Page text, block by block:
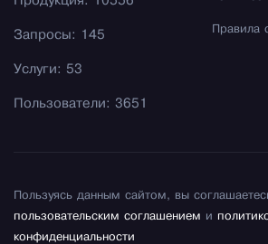
Правила
Запросы: 145
Услуги: 53
Пользователи: 3651
Пользуясь данным сайтом, вы
пользовательским соглашением и
конфиденциальности